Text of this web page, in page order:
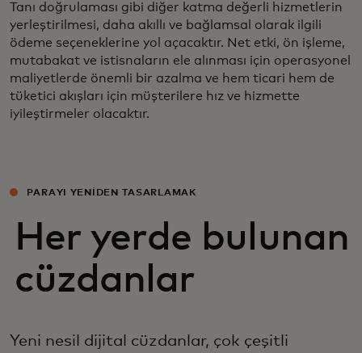
Tanı doğrulaması gibi diğer katma değerli hizmetlerin
yerleştirilmesi, daha akıllı ve bağlamsal olarak ilgili
ödeme seçeneklerine yol açacaktır. Net etki, ön işleme,
mutabakat ve istisnaların ele alınması için operasyonel
maliyetlerde önemli bir azalma ve hem ticari hem de
tüketici akışları için müşterilere hız ve hizmette
iyileştirmeler olacaktır.
PARAYI YENIDEN TASARLAMAK
Her yerde bulunan
cüzdanlar
Yeni nesil dijital cüzdanlar, çok çeşitli